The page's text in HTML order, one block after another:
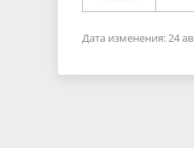
Дата изменения: 24